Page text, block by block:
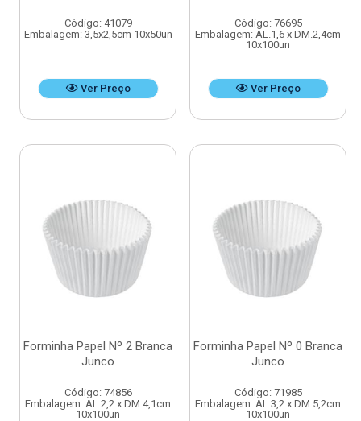
Código: 41079
Embalagem: 3,5x2,5cm 10x50un
Ver Preço
Código: 76695
Embalagem: AL.1,6 x DM.2,4cm
10x100un
Ver Preço
Forminha Papel Nº 2 Branca
Junco
Código: 74856
Embalagem: AL.2,2 x DM.4,1cm
10x100un
Forminha Papel Nº 0 Branca
Junco
Código: 71985
Embalagem: AL.3,2 x DM.5,2cm
10x100un